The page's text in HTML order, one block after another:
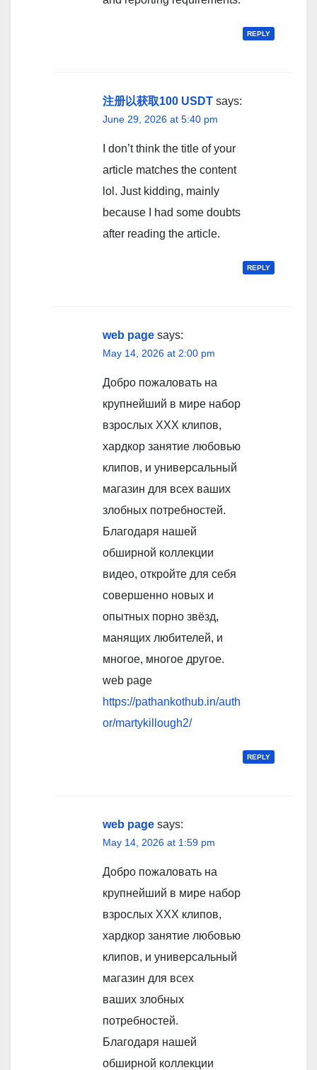
REPLY
注册以获取100 USDT says:
June 29, 2026 at 5:40 pm
I don’t think the title of your
article matches the content
lol. Just kidding, mainly
because I had some doubts
after reading the article.
REPLY
web page says:
May 14, 2026 at 2:00 pm
Добро пожаловать на
крупнейший в мире набор
взрослых XXX клипов,
хардкор занятие любовью
клипов, и универсальный
магазин для всех ваших
злобных потребностей.
Благодаря нашей
обширной коллекции
видео, откройте для себя
совершенно новых и
опытных порно звёзд,
манящих любителей, и
многое, многое другое.
web page
https://pathankothub.in/auth
or/martykillough2/
REPLY
web page says:
May 14, 2026 at 1:59 pm
Добро пожаловать на
крупнейший в мире набор
взрослых XXX клипов,
хардкор занятие любовью
клипов, и универсальный
магазин для всех
ваших злобных
потребностей.
Благодаря нашей
обширной коллекции